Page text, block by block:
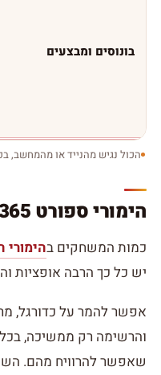
בונוסים ומבצעים
הכול נגיש מהנייד או מהמחשב,
הימורי ספורט bet 365
כמות המשחקים בהימורי
יש כל כך הרבה אופציות
אפשר להמר על כדורגל,
והרשימה רק ממשיכה,
שאפשר להרוויח מהם.